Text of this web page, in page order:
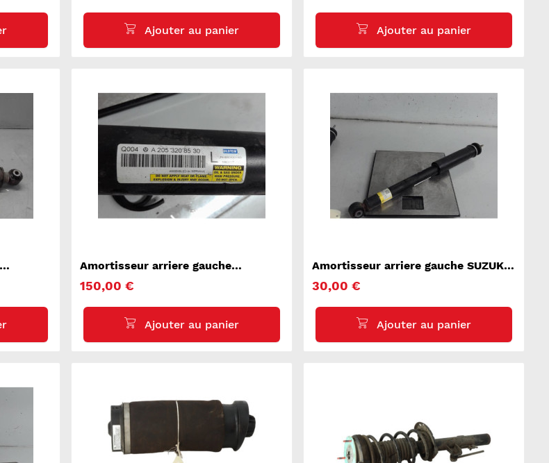
Amortisseur arriere gauche
150,00 €
Amortisseur arriere gauche SUZUKI
30,00 €